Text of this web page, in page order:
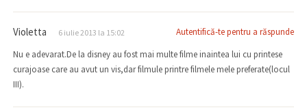
Violetta 6 iulie 2013 la 15:02
Autentifică-te pentru a răspunde
Nu e adevarat.De la disney au fost mai multe filme inaintea lui cu printese
curajoase care au avut un vis,dar filmule printre filmele mele preferate(locul
III).